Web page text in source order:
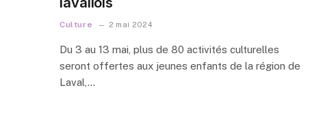
Culture 2 mai 2024
Du 3 au 13 mai, plus de 80 activités culturelles
seront offertes aux jeunes enfants de la région de
Laval,…